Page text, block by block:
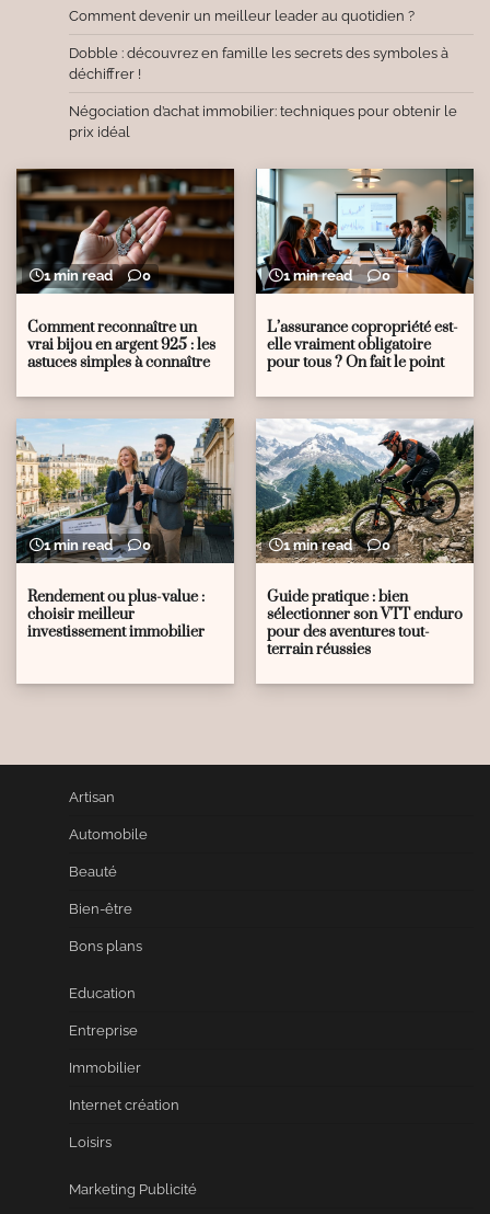
Comment devenir un meilleur leader au quotidien ?
Dobble : découvrez en famille les secrets des symboles à
déchiffrer !
Négociation d’achat immobilier: techniques pour obtenir le
prix idéal
1 min read 0
Comment reconnaître un
vrai bijou en argent 925 : les
astuces simples à connaître
1 min read 0
L’assurance copropriété est-
elle vraiment obligatoire
pour tous ? On fait le point
1 min read 0
Rendement ou plus-value :
choisir meilleur
investissement immobilier
1 min read 0
Guide pratique : bien
sélectionner son VTT enduro
pour des aventures tout-
terrain réussies
Artisan
Automobile
Beauté
Bien-être
Bons plans
Education
Entreprise
Immobilier
Internet création
Loisirs
Marketing Publicité